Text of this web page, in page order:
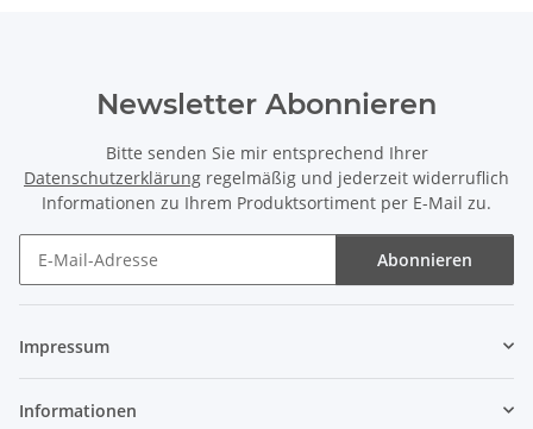
Newsletter Abonnieren
Bitte senden Sie mir entsprechend Ihrer
Datenschutzerklärung regelmäßig und jederzeit widerruflich
Informationen zu Ihrem Produktsortiment per E-Mail zu.
Abonnieren
Impressum
Informationen